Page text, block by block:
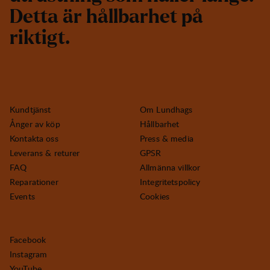
Detta är hållbarhet på
riktigt.
Kundtjänst
Ånger av köp
Kontakta oss
Leverans & returer
FAQ
Reparationer
Events
Om Lundhags
Hållbarhet
Press & media
GPSR
Allmänna villkor
Integritetspolicy
Cookies
Facebook
Instagram